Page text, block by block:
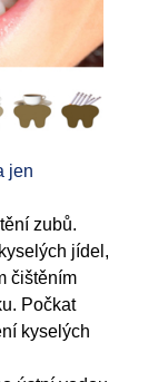
jen
zubů.
jídel,
čištěním
Počkat
kyselých